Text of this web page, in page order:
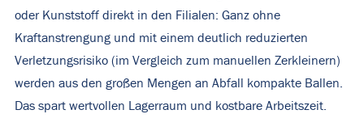
oder Kunststoff direkt in den Filialen: Ganz ohne
Kraftanstrengung und mit einem deutlich reduzierten
Verletzungsrisiko (im Vergleich zum manuellen Zerkleinern)
werden aus den großen Mengen an Abfall kompakte Ballen.
Das spart wertvollen Lagerraum und kostbare Arbeitszeit.